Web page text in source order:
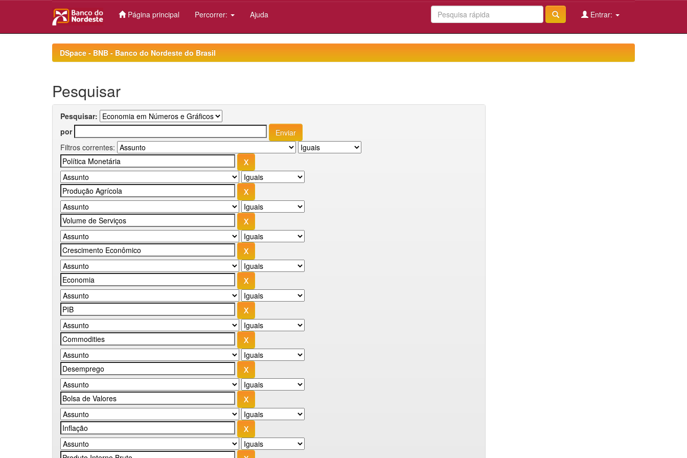
Página principal Percorrer: Ajuda Entrar:
DSpace - BNB - Banco do Nordeste do Brasil
Pesquisar
Pesquisar:
por
Filtros correntes: